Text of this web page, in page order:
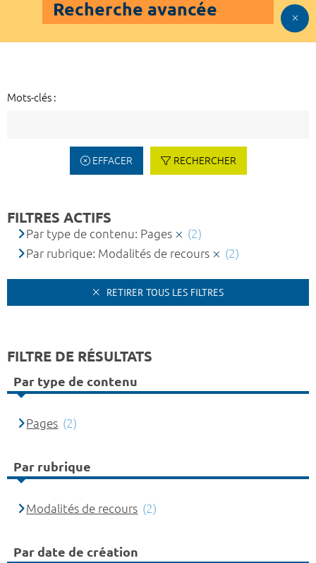
Recherche avancée
Mots-clés :
EFFACER RECHERCHER
FILTRES ACTIFS
Par type de contenu: Pages
(2)
Par rubrique: Modalités de recours
(2)
RETIRER TOUS LES FILTRES
FILTRE DE RÉSULTATS
Par type de contenu
Pages (2)
Par rubrique
Modalités de recours (2)
Par date de création